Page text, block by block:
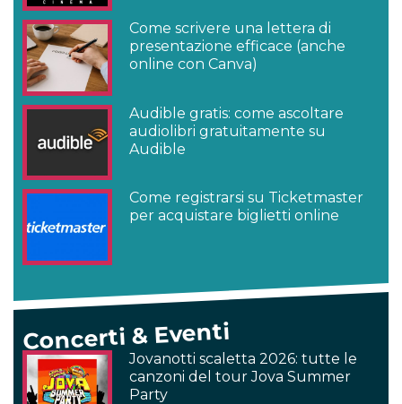
Come scrivere una lettera di
presentazione efficace (anche
online con Canva)
Audible gratis: come ascoltare
audiolibri gratuitamente su
Audible
Come registrarsi su Ticketmaster
per acquistare biglietti online
Concerti & Eventi
Jovanotti scaletta 2026: tutte le
canzoni del tour Jova Summer
Party